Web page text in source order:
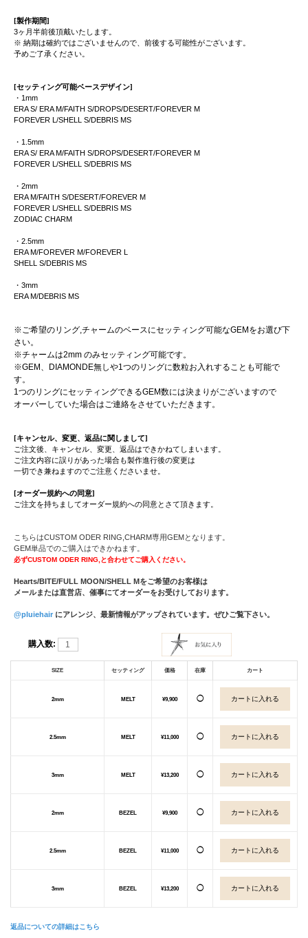
[製作期間]
3ヶ月半前後頂戴いたします。
※ 納期は確約ではございませんので、前後する可能性がございます。
予めご了承ください。
[セッティング可能ベースデザイン]
・1mm
ERA S/ ERA M/FAITH S/DROPS/DESERT/FOREVER M
FOREVER L/SHELL S/DEBRIS MS
・1.5mm
ERA S/ ERA M/FAITH S/DROPS/DESERT/FOREVER M
FOREVER L/SHELL S/DEBRIS MS
・2mm
ERA M/FAITH S/DESERT/FOREVER M
FOREVER L/SHELL S/DEBRIS MS
ZODIAC CHARM
・2.5mm
ERA M/FOREVER M/FOREVER L
SHELL S/DEBRIS MS
・3mm
ERA M/DEBRIS MS
※ご希望のリング,チャームのベースにセッティング可能なGEMをお選び下
さい。
※チャームは2mm のみセッティング可能です。
※GEM、DIAMONDE無しや1つのリングに数粒お入れすることも可能で
す。
1つのリングにセッティングできるGEM数には決まりがございますので
オーバーしていた場合はご連絡をさせていただきます。
[キャンセル、変更、返品に関しまして]
ご注文後、キャンセル、変更、返品はできかねてしまいます。
ご注文内容に誤りがあった場合も製作進行後の変更は
一切でき兼ねますのでご注意くださいませ。
[オーダー規約への同意]
ご注文を持ちましてオーダー規約への同意とさて頂きます。
こちらはCUSTOM ODER RING,CHARM専用GEMとなります。
GEM単品でのご購入はできかねます。
必ずCUSTOM ODER RING,と合わせてご購入ください。
Hearts/BITE/FULL MOON/SHELL Mをご希望のお客様は
メールまたは直営店、催事にてオーダーをお受けしております。
@pluiehair にアレンジ、最新情報がアップされています。ぜひご覧下さい。
購入数:
SIZE セッティング 価格 在庫 カート
2mm MELT ¥9,900 ◯
2.5mm MELT ¥11,000 ◯
3mm MELT ¥13,200 ◯
2mm BEZEL ¥9,900 ◯
2.5mm BEZEL ¥11,000 ◯
3mm BEZEL ¥13,200 ◯
返品についての詳細はこちら